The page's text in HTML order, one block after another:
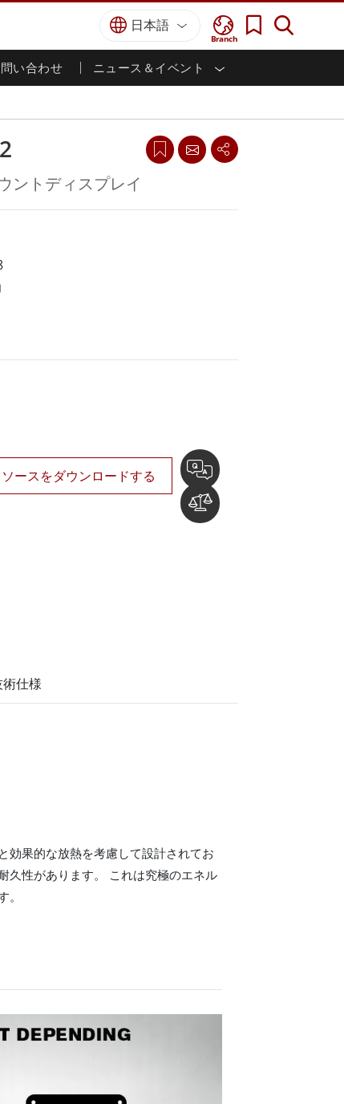
Branch
日本語
い合わせ ニュース＆イベント
防衛頑丈なノートパソコン
防衛パネルPC
防衛ディスプレイ / NVIS ディスプレイ
防衛サーバー
船舶用組込みコンピュータ
海洋
インテリジェントロボットシス
テム
認証／コンプライアンス
ントディスプレイ
ソースをダウンロードする
仕様
効果的な放熱を考慮して設計されてお
久性があります。 これは究極のエネル